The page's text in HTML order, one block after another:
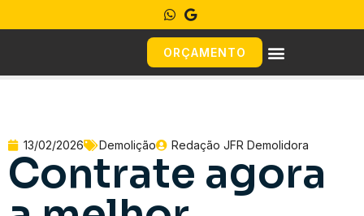
ORÇAMENTO
13/02/2026 Demolição Redação JFR Demolidora
Contrate agora